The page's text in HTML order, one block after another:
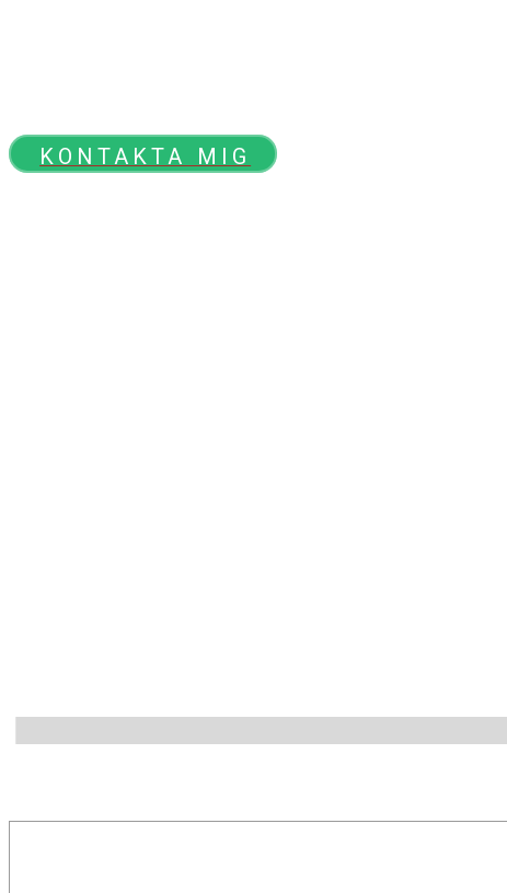
KONTAKTA MIG